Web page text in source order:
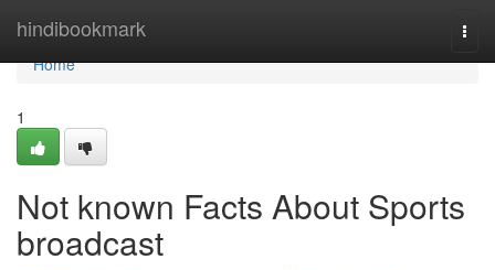
hindibookmark
Home
Home
1
Not known Facts About Sports
broadcast